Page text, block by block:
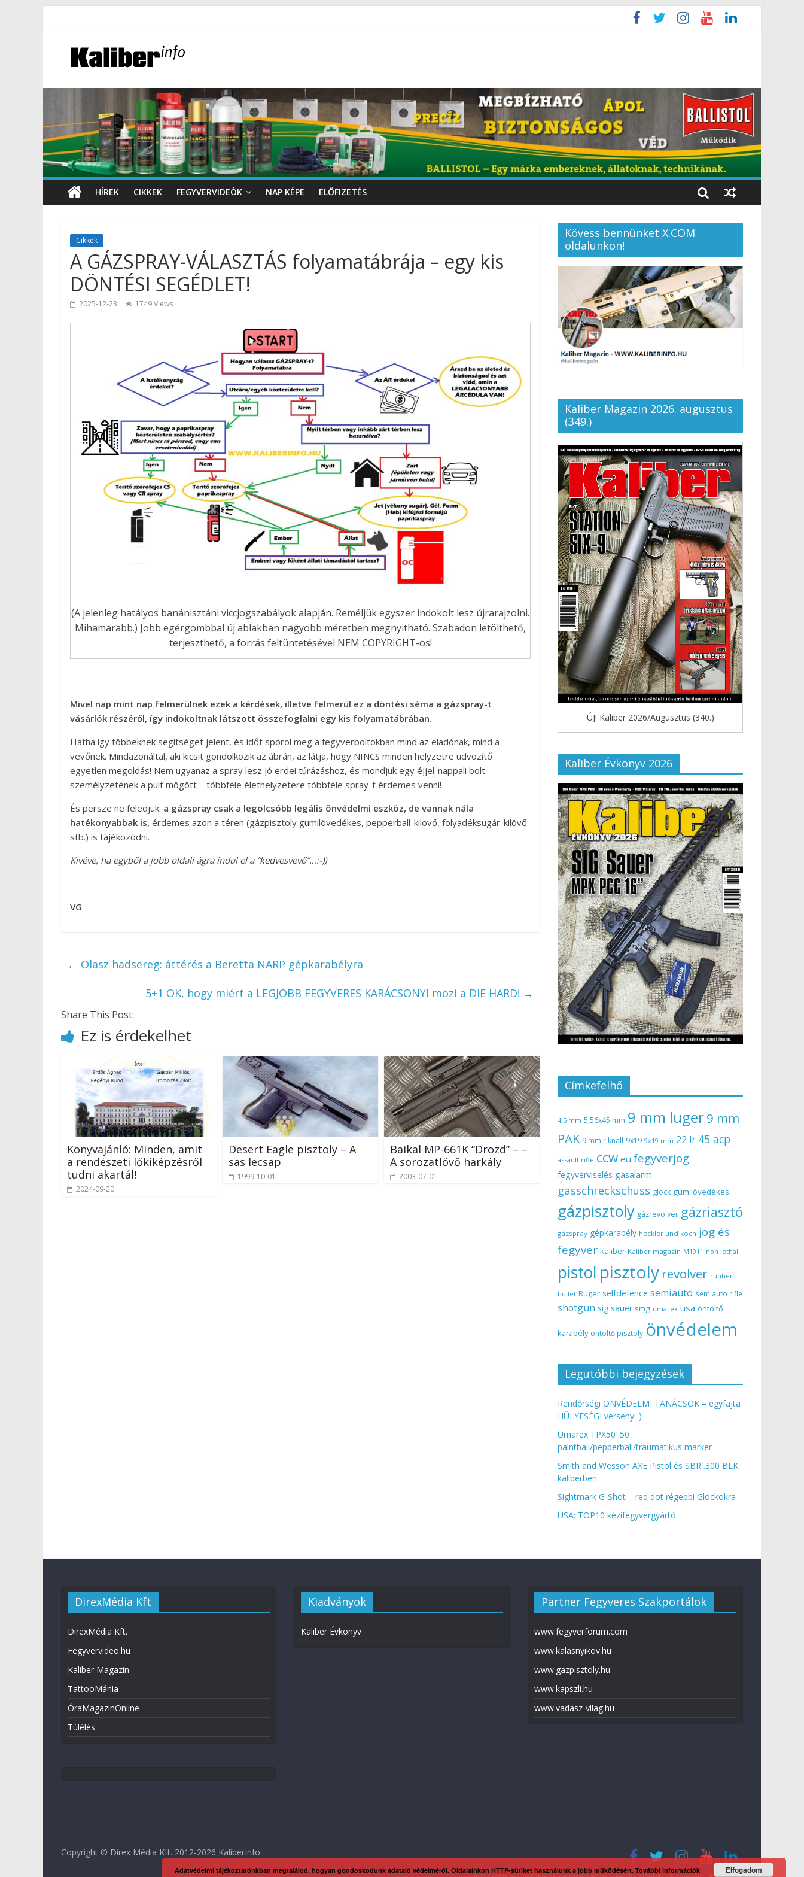
HÍREK CIKKEK FEGYVERVIDEÓK NAP KÉPE ELŐFIZETÉS
Cikkek
A GÁZSPRAY-VÁLASZTÁS folyamatábrája – egy kis
DÖNTÉSI SEGÉDLET!
2025-12-23 1749 Views
(A jelenleg hatályos banánisztáni viccjogszabályok alapján. Reméljük egyszer indokolt lesz újrarajzolni.
Mihamarabb.) Jobb egérgombbal új ablakban nagyobb méretben megnyitható. Szabadon letölthető,
terjeszthető, a forrás feltüntetésével NEM COPYRIGHT-os!
Mivel nap mint nap felmerülnek ezek a kérdések, illetve felmerül ez a döntési séma a gázspray-t
vásárlók részéről, így indokoltnak látszott összefoglalni egy kis folyamatábrában.
Hátha így többeknek segítséget jelent, és időt spórol meg a fegyverboltokban mind az eladónak, mind a
vevőnek. Mindazonáltal, aki kicsit gondolkozik az ábrán, az látja, hogy NINCS minden helyzetre üdvözítő
egyetlen megoldás! Nem ugyanaz a spray lesz jó erdei túrázáshoz, és mondjuk egy éjjel-nappali bolt
személyzetének a pult mögött – többféle élethelyzetere többféle spray-t érdemes venni!
És persze ne feledjük: a gázspray csak a legolcsóbb legális önvédelmi eszköz, de vannak nála
hatékonyabbak is, érdemes azon a téren (gázpisztoly gumilövedékes, pepperball-kilövő, folyadéksugár-kilövő
stb.) is tájékozódni.
Kivéve, ha egyből a jobb oldali ágra indul el a “kedvesvevő”…:-))
VG
← Olasz hadsereg: áttérés a Beretta NARP gépkarabélyra
5+1 OK, hogy miért a LEGJOBB FEGYVERES KARÁCSONYI mozi a DIE HARD! →
Share This Post:
Ez is érdekelhet
Könyvajánló: Minden, amit
a rendészeti lőkiképzésről
tudni akartál!
2024-09-20
Desert Eagle pisztoly – A
sas lecsap
1999-10-01
Baikal MP-661K “Drozd” – –
A sorozatlövő harkály
2003-07-01
Kövess bennünket X.COM
oldalunkon!
Kaliber Magazin 2026. augusztus
(349.)
ÚJ! Kaliber 2026/Augusztus (340.)
Kaliber Évkönyv 2026
Címkefelhő
4,5 mm 5,56x45 mm 9 mm luger9 mm
PAK 9 mm r knall 9x19 9x19 mm 22 lr 45 acp
assault rifle ccw eu fegyverjog
fegyverviselés gasalarm
gasschreckschuss glock gumilövedékes
gázpisztoly gázrevolver gázriasztó
gázspray gépkarabély heckler und koch jog és
fegyver kaliber Kaliber magazin M1911 non lethal
pistol pisztoly revolver rubber
bullet Ruger selfdefence semiauto semiauto rifle
shotgun sig sauer smg umarex usa öntöltő
karabély öntöltő pisztoly önvédelem
Legutóbbi bejegyzések
Rendőrségi ÖNVÉDELMI TANÁCSOK – egyfajta
HÜLYESÉGI verseny:-)
Umarex TPX50 .50
paintball/pepperball/traumatikus marker
Smith and Wesson AXE Pistol és SBR .300 BLK
kaliberben
Sightmark G-Shot – red dot régebbi Glockokra
USA: TOP10 kézifegyvergyártó
DirexMédia Kft
DirexMédia Kft.
Fegyvervideo.hu
Kaliber Magazin
TattooMánia
ÓraMagazinOnline
Túlélés
Kiadványok
Kaliber Évkönyv
Partner Fegyveres Szakportálok
www.fegyverforum.com
www.kalasnyikov.hu
www.gazpisztoly.hu
www.kapszli.hu
www.vadasz-vilag.hu
Copyright © Direx Média Kft. 2012-2026 KaliberInfo.
Adatvédelmi tájékoztatónkban megtalálod, hogyan gondoskodunk adataid védelméről. Oldalainkon HTTP-sütiket használunk a jobb működésért. További információk Elfogadom